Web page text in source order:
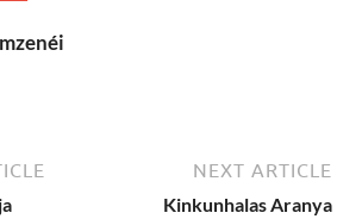
NEXT ARTICLE
Kinkunhalas Aranya